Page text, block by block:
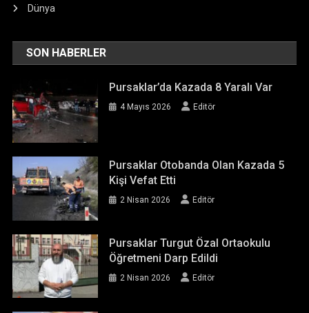
Dünya
SON HABERLER
Pursaklar’da Kazada 8 Yaralı Var
4 Mayıs 2026 Editör
Pursaklar Otobanda Olan Kazada 5
Kişi Vefat Etti
2 Nisan 2026 Editör
Pursaklar Turgut Özal Ortaokulu
Öğretmeni Darp Edildi
2 Nisan 2026 Editör